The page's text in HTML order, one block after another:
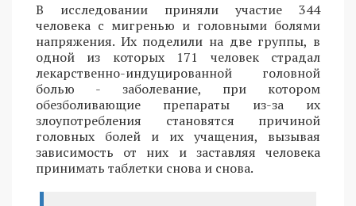
В исследовании приняли участие 344
человека с мигренью и головными болями
напряжения. Их поделили на две группы, в
одной из которых 171 человек страдал
лекарственно-индуцированной головной
болью - заболевание, при котором
обезболивающие препараты из-за их
злоупотребления становятся причиной
головных болей и их учащения, вызывая
зависимость от них и заставляя человека
принимать таблетки снова и снова.